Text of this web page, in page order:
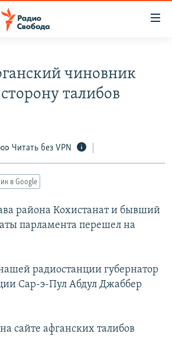
РАССЫЛКУ
чиновник
талибов
Читать без VPN
в Google
района Кохистанат и бывший
парламента перешел на
радиостанции губернатор
Сар-э-Пул Абдул Джаббер
сайте афганских талибов